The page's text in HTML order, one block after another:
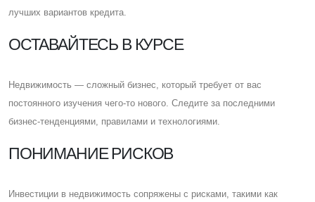
лучших вариантов кредита.
ОСТАВАЙТЕСЬ В КУРСЕ
Недвижимость — сложный бизнес, который требует от вас
постоянного изучения чего-то нового. Cледите за последними
бизнес-тенденциями, правилами и технологиями.
ПОНИМАНИЕ РИСКОВ
Инвестиции в недвижимость сопряжены с рисками, такими как